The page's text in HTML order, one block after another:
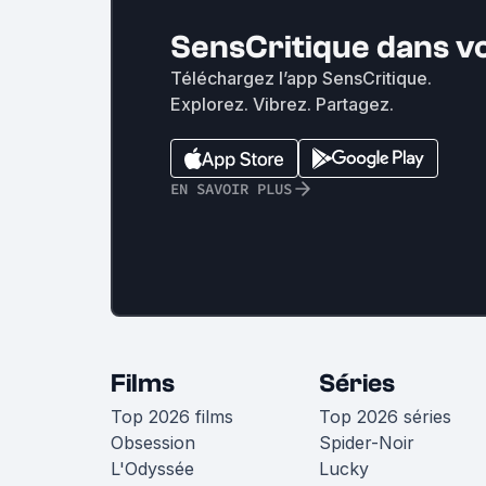
SensCritique dans
Téléchargez l’app SensCritique.
Explorez. Vibrez. Partagez.
EN SAVOIR PLUS
Films
Top 2026 films
Obsession
L'Odyssée
Séries
Top 2026 séries
Spider-Noir
Lucky